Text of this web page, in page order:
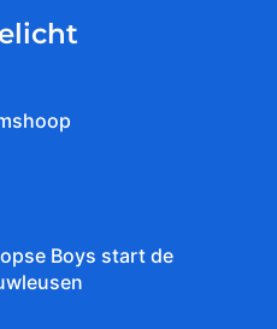
Boys start de